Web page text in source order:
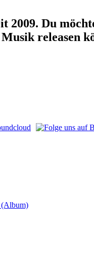
2009. Du
releasen
(Album)